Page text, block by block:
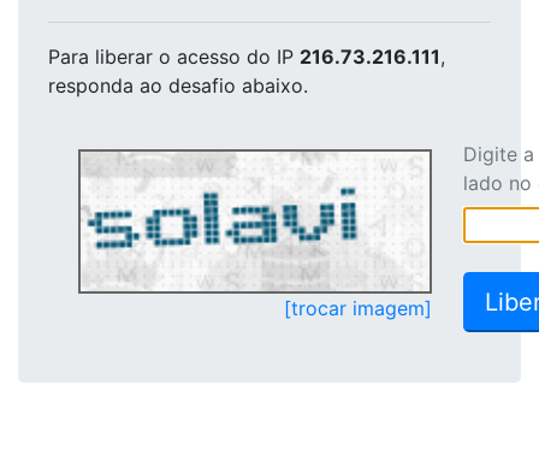
Para liberar o acesso do IP 216.73.216.111,
responda ao desafio abaixo.
[trocar imagem]
Digite
lado no